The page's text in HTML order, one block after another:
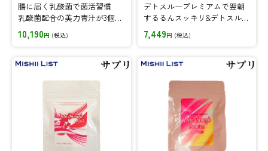
腸に届く乳酸菌で菌活習慣
乳酸菌配合の美力青汁が3個セ
ットなら15%OFF!
10,190円 (税込)
デトスループレミアムで翌朝
するるんスッキリ&デトスルー
プラスで食事を無理せず、理
想のボディへ♪
7,449円 (税込)